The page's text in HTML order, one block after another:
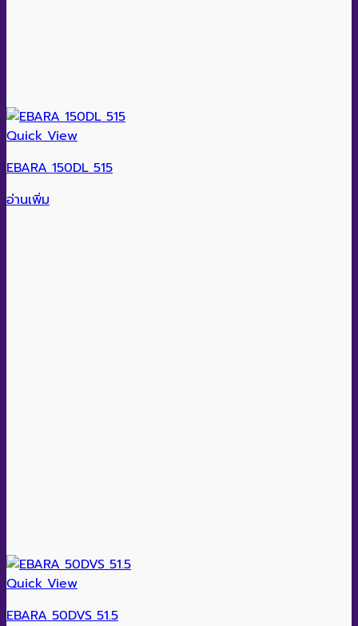
Quick View
EBARA 150DL 515
อ่านเพิ่ม
Quick View
EBARA 50DVS 51.5